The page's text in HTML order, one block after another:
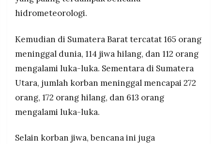
hidrometeorologi.
Kemudian di Sumatera Barat tercatat 165 orang
meninggal dunia, 114 jiwa hilang, dan 112 orang
mengalami luka-luka. Sementara di Sumatera
Utara, jumlah korban meninggal mencapai 272
orang, 172 orang hilang, dan 613 orang
mengalami luka-luka.
Selain korban jiwa, bencana ini juga